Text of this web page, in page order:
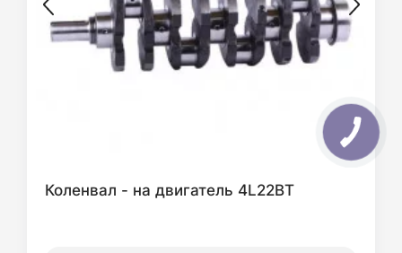
Коленвал - на двигатель 4L22BT